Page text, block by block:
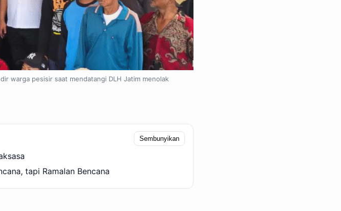
warga pesisir saat mendatangi DLH Jatim menolak
Sembunyikan
tapi Ramalan Bencana